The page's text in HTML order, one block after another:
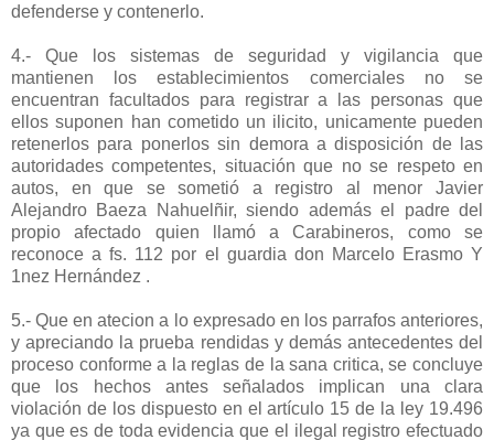
defenderse y contenerlo.
4.- Que los sistemas de seguridad y vigilancia que
mantienen los establecimientos comerciales no se
encuentran facultados para registrar a las personas que
ellos suponen han cometido un ilicito, unicamente pueden
retenerlos para ponerlos sin demora a disposición de las
autoridades competentes, situación que no se respeto en
autos, en que se sometió a registro al menor Javier
Alejandro Baeza Nahuelñir, siendo además el padre del
propio afectado quien llamó a Carabineros, como se
reconoce a fs. 112 por el guardia don Marcelo Erasmo Y
1nez Hernández .
5.- Que en atecion a lo expresado en los parrafos anteriores,
y apreciando la prueba rendidas y demás antecedentes del
proceso conforme a la reglas de la sana critica, se concluye
que los hechos antes señalados implican una clara
violación de los dispuesto en el artículo 15 de la ley 19.496
ya que es de toda evidencia que el ilegal registro efectuado